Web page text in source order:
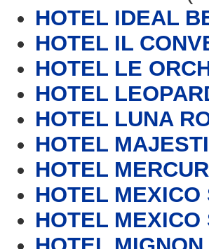
HOTEL IDEAL
HOTEL IL
HOTEL LE
HOTEL
HOTEL LUNA
HOTEL
HOTEL
HOTEL MEXICO
HOTEL MEXICO